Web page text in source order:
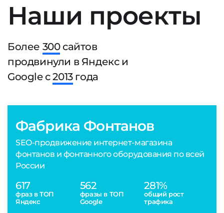
Наши проекты
Более 300сайтов
продвинули в Яндекс и
Google с2013года
Фабрика Фонтанов
SEO-продвижение интернет-магазина
фонтанов и фонтанного оборудования по всей
России
617
фраз в ТОП
Яндекс
562
фразы в ТОП
Google
281%
общий рост
трафика